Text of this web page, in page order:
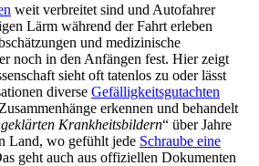
weit verbreitet sind und Autofahrer
Lärm während der Fahrt erleben
und medizinische
noch in den Anfängen fest. Hier zeigt
sieht oft tatenlos zu oder lässt
diverse Gefälligkeitsgutachten
erkennen und behandelt
Krankheitsbildern“ über Jahre
Land, wo gefühlt jede Schraube eine
geht auch aus offiziellen Dokumenten